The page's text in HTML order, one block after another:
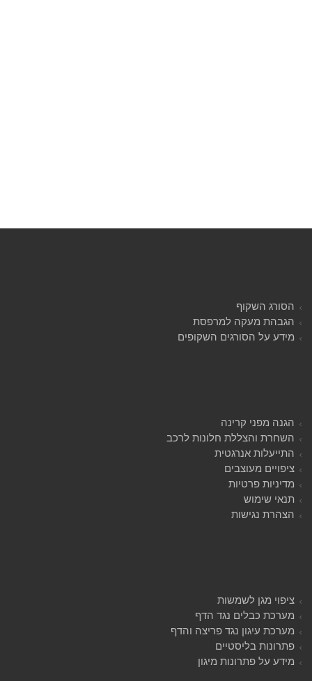
הסורג השקוף
הגבהת מעקה למרפסת
מידע על הסורגים השקופים
הגנה מפני קרינה
השחרת והצללת חלונות לרכב
התייעלות אנרגטית
ציפויים מעוצבים
מדיניות פרטיות
תנאי שימוש
הצהרת נגישות
ציפוי מגן לשמשות
מערכת כבלים נגד הדף
מערכת עיגון נגד פריצה והדף
פתרונות בליסטיים
מידע על פתרונות מיגון